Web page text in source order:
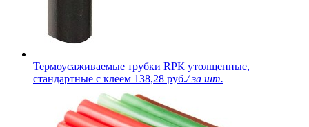
Термоусаживаемые трубки RPК утолщенные,
стандартные с клеем 138,28 руб./ за шт.